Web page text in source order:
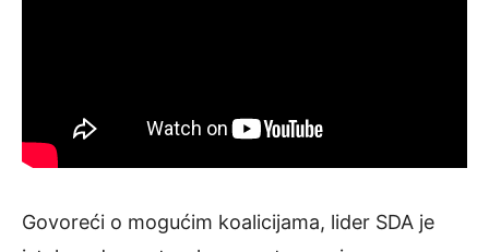
Govoreći o mogućim koalicijama, lider SDA je